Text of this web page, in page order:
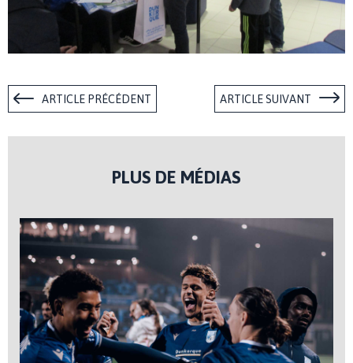
ARTICLE PRÉCÉDENT ARTICLE SUIVANT
PLUS DE MÉDIAS